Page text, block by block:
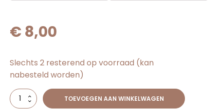
€8,00
Slechts 2 resterend op voorraad (kan
nabesteld worden)
Hartjes
sleutelhanger
TOEVOEGEN AAN WINKELWAGEN